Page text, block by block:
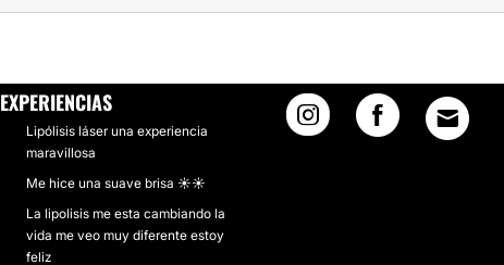
EXPERIENCIAS
Lipólisis láser una experiencia
maravillosa
Me hice una suave brisa ☀️☀️
La lipolisis me esta cambiando la
vida me veo muy diferente estoy
feliz